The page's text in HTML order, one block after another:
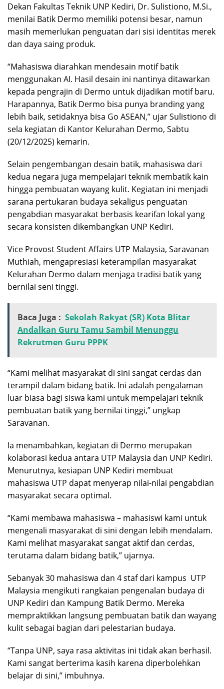
Dekan Fakultas Teknik UNP Kediri, Dr. Sulistiono, M.Si.,
menilai Batik Dermo memiliki potensi besar, namun
masih memerlukan penguatan dari sisi identitas merek
dan daya saing produk.
“Mahasiswa diarahkan mendesain motif batik
menggunakan AI. Hasil desain ini nantinya ditawarkan
kepada pengrajin di Dermo untuk dijadikan motif baru.
Harapannya, Batik Dermo bisa punya branding yang
lebih baik, setidaknya bisa Go ASEAN,” ujar Sulistiono di
sela kegiatan di Kantor Kelurahan Dermo, Sabtu
(20/12/2025) kemarin.
Selain pengembangan desain batik, mahasiswa dari
kedua negara juga mempelajari teknik membatik kain
hingga pembuatan wayang kulit. Kegiatan ini menjadi
sarana pertukaran budaya sekaligus penguatan
pengabdian masyarakat berbasis kearifan lokal yang
secara konsisten dikembangkan UNP Kediri.
Vice Provost Student Affairs UTP Malaysia, Saravanan
Muthiah, mengapresiasi keterampilan masyarakat
Kelurahan Dermo dalam menjaga tradisi batik yang
bernilai seni tinggi.
Baca Juga : Sekolah Rakyat (SR) Kota Blitar
Andalkan Guru Tamu Sambil Menunggu
Rekrutmen Guru PPPK
“Kami melihat masyarakat di sini sangat cerdas dan
terampil dalam bidang batik. Ini adalah pengalaman
luar biasa bagi siswa kami untuk mempelajari teknik
pembuatan batik yang bernilai tinggi,” ungkap
Saravanan.
Ia menambahkan, kegiatan di Dermo merupakan
kolaborasi kedua antara UTP Malaysia dan UNP Kediri.
Menurutnya, kesiapan UNP Kediri membuat
mahasiswa UTP dapat menyerap nilai-nilai pengabdian
masyarakat secara optimal.
“Kami membawa mahasiswa – mahasiswi kami untuk
mengenali masyarakat di sini dengan lebih mendalam.
Kami melihat masyarakat sangat aktif dan cerdas,
terutama dalam bidang batik,” ujarnya.
Sebanyak 30 mahasiswa dan 4 staf dari kampus UTP
Malaysia mengikuti rangkaian pengenalan budaya di
UNP Kediri dan Kampung Batik Dermo. Mereka
mempraktikkan langsung pembuatan batik dan wayang
kulit sebagai bagian dari pelestarian budaya.
“Tanpa UNP, saya rasa aktivitas ini tidak akan berhasil.
Kami sangat berterima kasih karena diperbolehkan
belajar di sini,” imbuhnya.